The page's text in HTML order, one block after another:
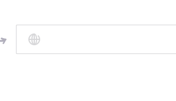
los
servicios
de